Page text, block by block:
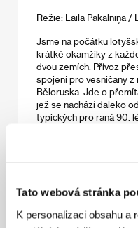
Tato webová stránka
K personalizaci obsahu a
Režie: Laila Pakalniņa /
Jsme na počátku
krátké okamžiky z
dvou zemích. Přívoz
spojení pro vesničany
Běloruska. Jde o
jež se nachází daleko
typických pro raná 90.
Režie: Ülo Tambek /
Restaurovaná verze